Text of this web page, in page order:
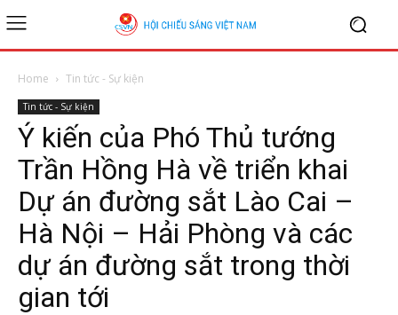
Home Tin tức - Sự kiện
Tin tức - Sự kiện
Ý kiến của Phó Thủ tướng
Trần Hồng Hà về triển khai
Dự án đường sắt Lào Cai –
Hà Nội – Hải Phòng và các
dự án đường sắt trong thời
gian tới